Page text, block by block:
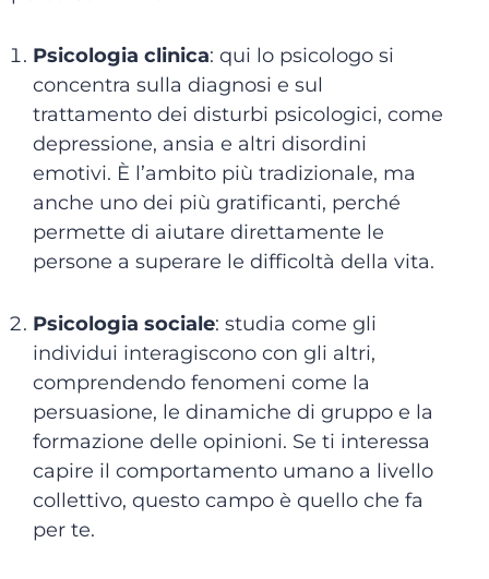
Psicologia clinica: qui lo psicologo si
concentra sulla diagnosi e sul
trattamento dei disturbi psicologici, come
depressione, ansia e altri disordini
emotivi. È l’ambito più tradizionale, ma
anche uno dei più gratificanti, perché
permette di aiutare direttamente le
persone a superare le difficoltà della vita.
Psicologia sociale: studia come gli
individui interagiscono con gli altri,
comprendendo fenomeni come la
persuasione, le dinamiche di gruppo e la
formazione delle opinioni. Se ti interessa
capire il comportamento umano a livello
collettivo, questo campo è quello che fa
per te.